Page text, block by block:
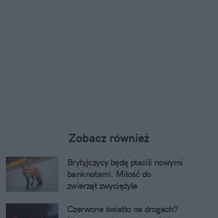
Zobacz również
Brytyjczycy będą płacili nowymi
banknotami. Miłość do
zwierząt zwyciężyła
Czerwone światło na drogach?